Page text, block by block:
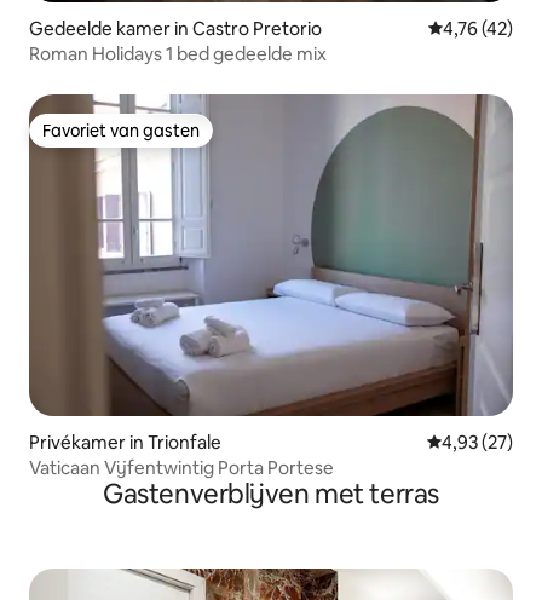
Gedeelde kamer in Castro Pretorio Gemiddelde
4,76 (42)
Roman Holidays 1 bed gedeelde mix
Favoriet van gasten
Favoriet van gasten
Privékamer in Trionfale Gemiddelde
4,93 (27)
Vaticaan Vijfentwintig Porta Portese
Gastenverblijven met terras